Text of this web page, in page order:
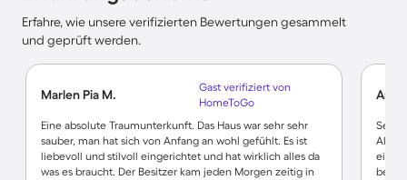
Erfahre, wie unsere verifizierten Bewertungen gesammelt
und geprüft werden.
Marlen Pia M.
Gast verifiziert von
HomeToGo
Eine absolute Traumunterkunft. Das Haus war sehr sehr
sauber, man hat sich von Anfang an wohl gefühlt. Es ist
liebevoll und stilvoll eingerichtet und hat wirklich alles da
was es braucht. Der Besitzer kam jeden Morgen zeitig in
Sehr
Alles
ein